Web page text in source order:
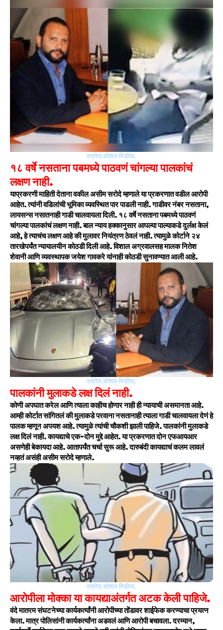
स्त्रोत.सोशल मिडीया.
१८ वर्षे नसताना पबमध्ये पाठवणं चांगल्या पालकांचं
लक्षण नाही.
याप्रकरणी माहिती देताना वकील असीम सरोदे म्हणाले या प्रकरणात वडील आरोपी
आहेत. त्यांनी वडिलांची भूमिका व्यवस्थित पार पाडली नाही. गाडीवर नंबर नसताना,
लायसन्स नसातनाही गाडी चालवायला दिली. १८ वर्षे नसताना पबमध्ये पाठवणं
चांगल्या पालकांचं लक्षण नाही. बाल न्याय हक्कानुसार आपल्या पाल्याकडे दुर्लक्ष केलं
आहे, हे त्याचंच लक्षण आहे की मुलावर नियंत्रण ठेवलं नाही. त्यामुळे कोर्टाने २४
तारखेपर्यंत न्यायालयीन कोठडी दिली आहे. विशाल अग्रवालसह मालक नितेश
शेवानी आणि व्यवस्थापक जयेश गावकरे यांनाही कोठडी सुनावण्यात आली आहे.
स्त्रोत.सोशल मिडीया.
पालकांनी मुलाकडे लक्ष दिलं नाही.
कोणी अपघात करेल आणि त्याला काहीच होणार नाही ही न्यायाची असमानता आहे.
आम्ही कोर्टात सांगितलं की मुलाकडे परवाना नसतानाही त्याला गाडी चालवायला देणं हे
पालक म्हणून अपयश आहे. त्यामुळे त्यांची चौकशी झाली पाहिजे. पालकांनी मुलाकडे
लक्ष दिलं नाही. कायद्याचे एक-दोन मुद्दे आहेत. या प्रकरणात दोन एफआयआर
असणेही बेकायदा आहे. आतापर्यंत चर्चा सुरू आहे. दारुबंदी कायद्याचं कलम लावलं
नव्हतं असंही असीम सरोदे म्हणाले.
स्त्रोत.सोशल मिडीया.
आरोपीला मोक्का या कायद्याअंतर्गत अटक केली पाहिजे.
वंदे मातरम संघटनेच्या कार्यकर्त्यांनी आरोपीच्या तोंडावर शाईफेक करण्याचा प्रयत्न
केला. मात्र पोलिसांनी कार्यकर्त्यांना अडवलं आणि आरोपी बचावला. दरम्यान,